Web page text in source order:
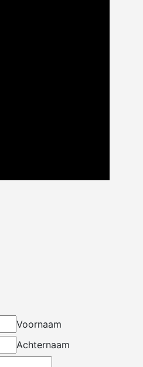
Voornaam
Achternaam